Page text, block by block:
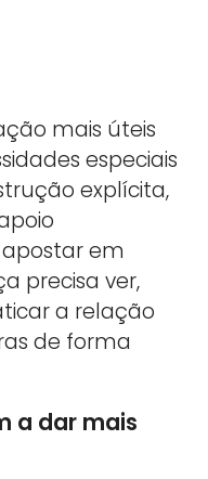
mais úteis
especiais
explícita,
apostar em
precisa ver,
a relação
de forma
a dar mais